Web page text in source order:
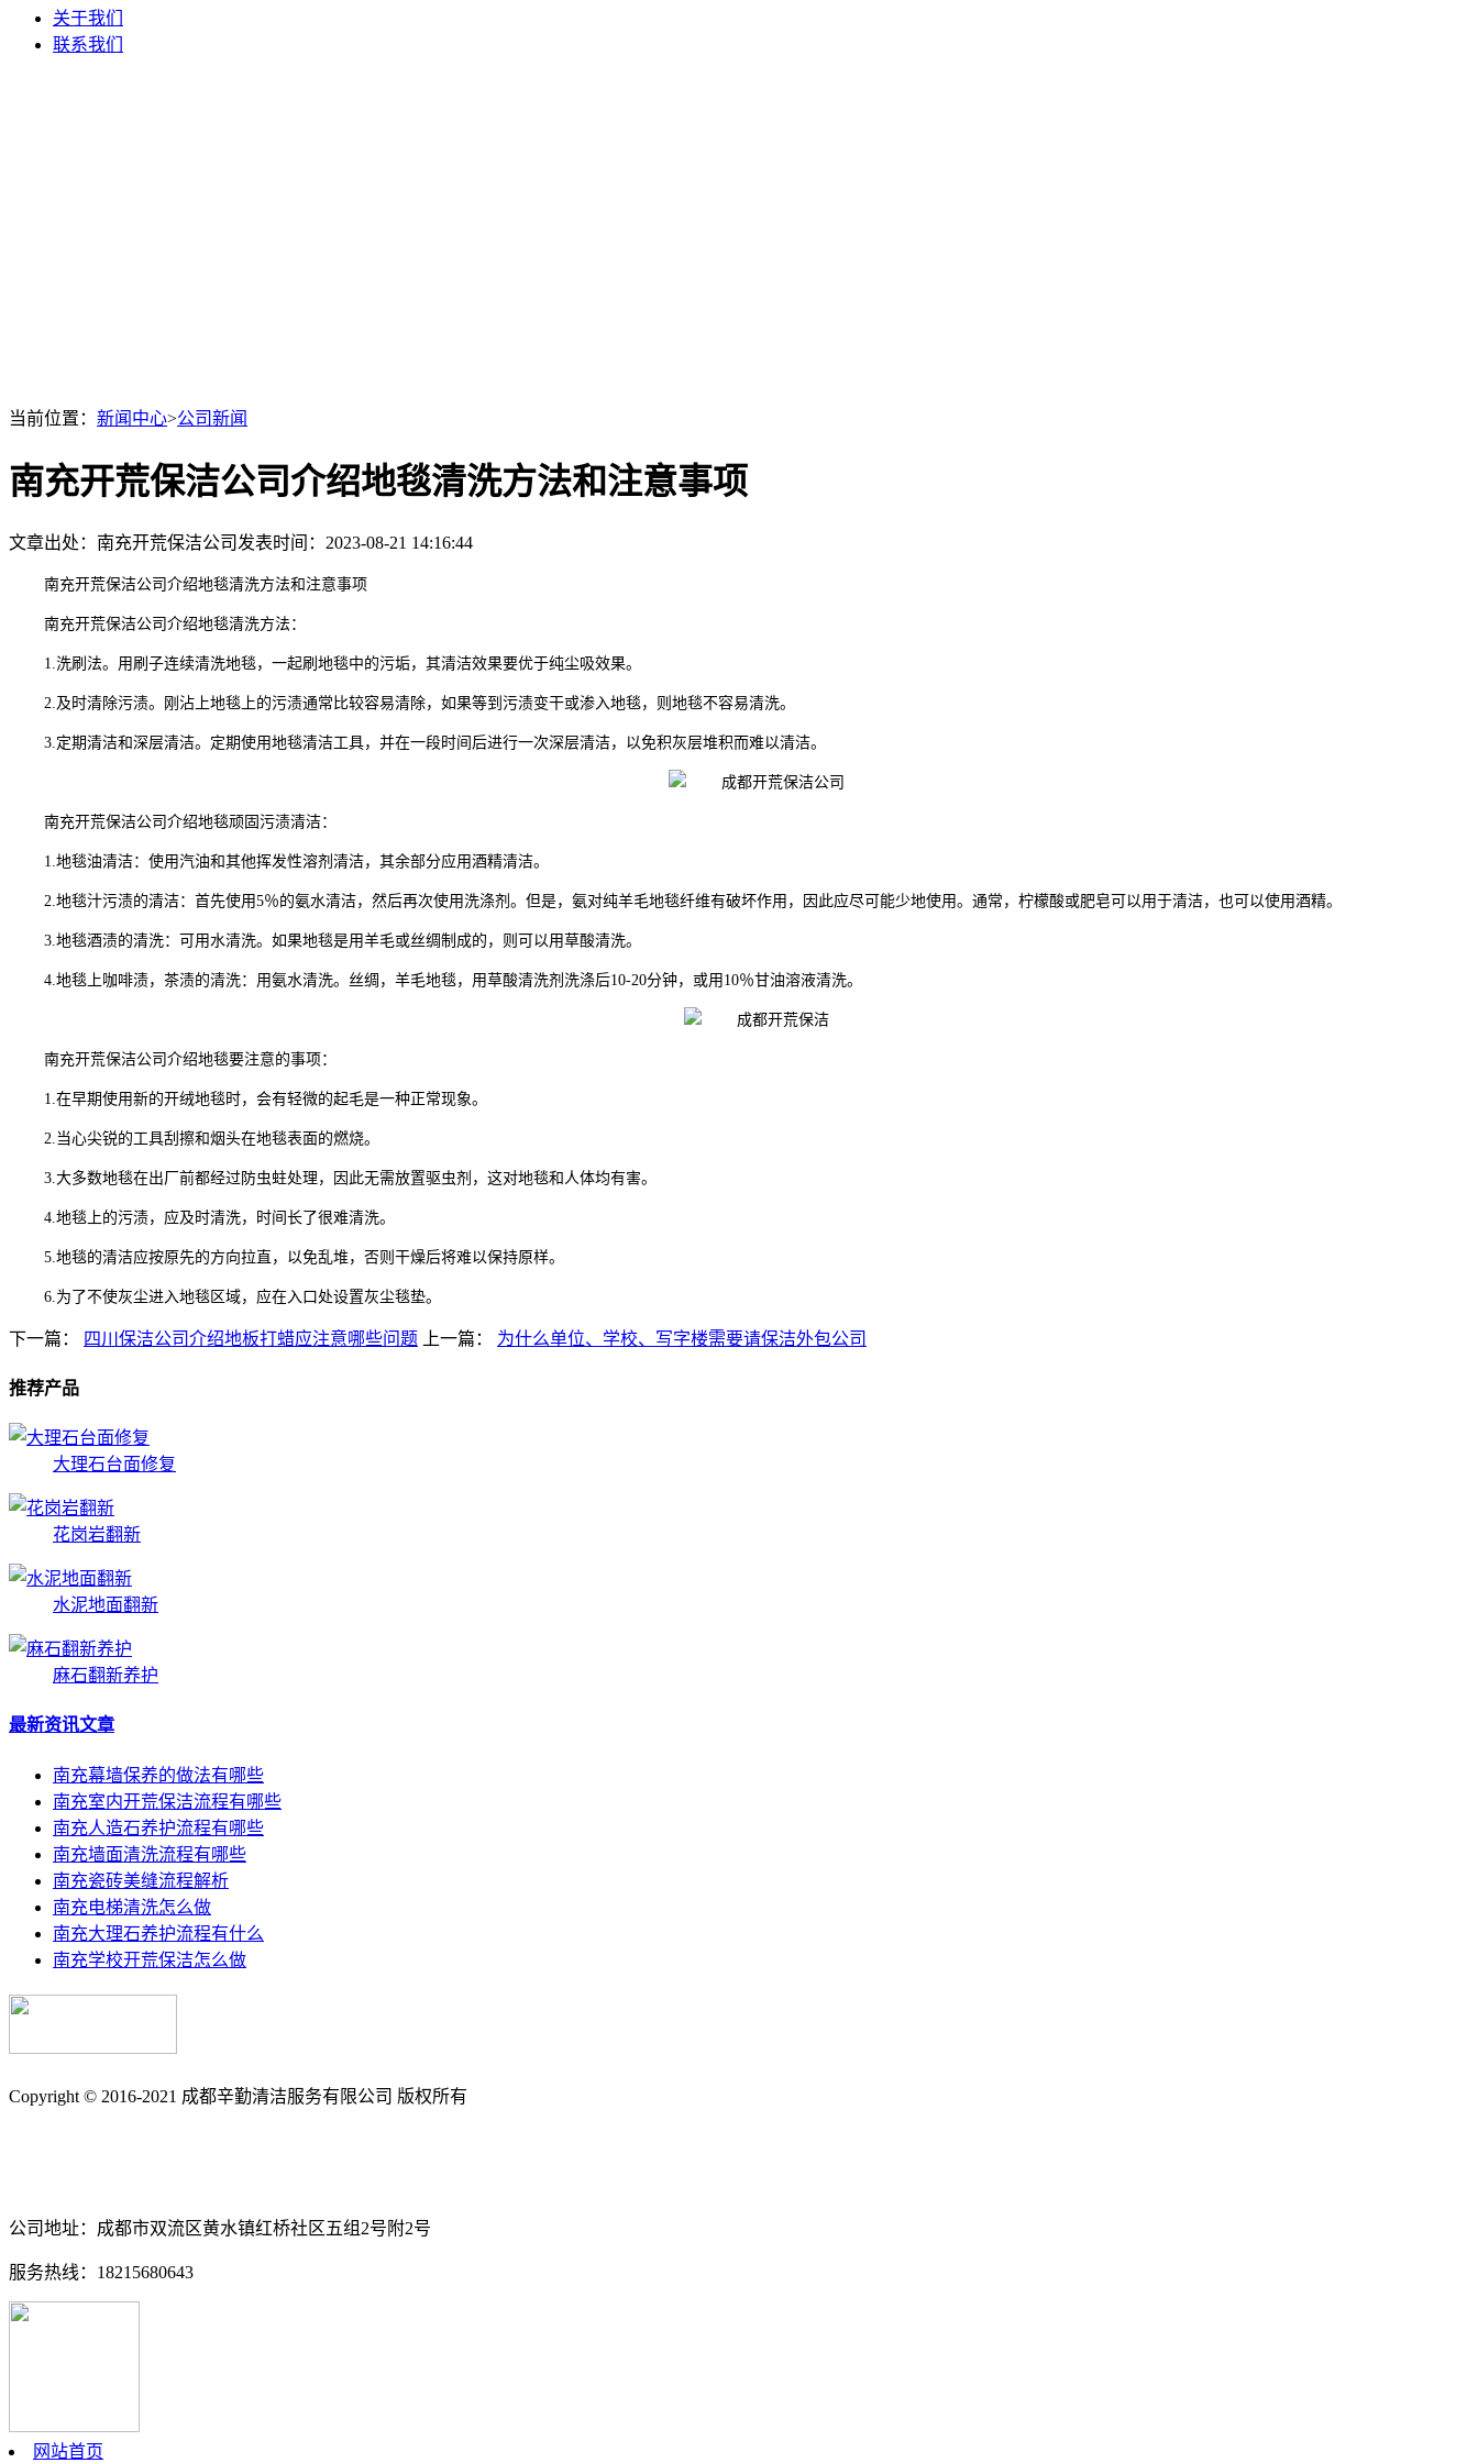
关于我们
联系我们
当前位置： 新闻中心>公司新闻
南充开荒保洁公司介绍地毯清洗方法和注意事项
文章出处：南充开荒保洁公司 发表时间：2023-08-21 14:16:44
南充开荒保洁公司介绍地毯清洗方法和注意事项
南充开荒保洁公司介绍地毯清洗方法：
1.洗刷法。用刷子连续清洗地毯，一起刷地毯中的污垢，其清洁效果要优于纯尘吸效果。
2.及时清除污渍。刚沾上地毯上的污渍通常比较容易清除，如果等到污渍变干或渗入地毯，则地毯不容易清洗。
3.定期清洁和深层清洁。定期使用地毯清洁工具，并在一段时间后进行一次深层清洁，以免积灰层堆积而难以清洁。
南充开荒保洁公司介绍地毯顽固污渍清洁：
1.地毯油清洁：使用汽油和其他挥发性溶剂清洁，其余部分应用酒精清洁。
2.地毯汁污渍的清洁：首先使用5％的氨水清洁，然后再次使用洗涤剂。但是，氨对纯羊毛地毯纤维有破坏作用，因此应尽可能少地使用。通常，柠檬酸或肥皂可以用于清洁，也可以使用酒精。
3.地毯酒渍的清洗：可用水清洗。如果地毯是用羊毛或丝绸制成的，则可以用草酸清洗。
4.地毯上咖啡渍，茶渍的清洗：用氨水清洗。丝绸，羊毛地毯，用草酸清洗剂洗涤后10-20分钟，或用10％甘油溶液清洗。
南充开荒保洁公司介绍地毯要注意的事项：
1.在早期使用新的开绒地毯时，会有轻微的起毛是一种正常现象。
2.当心尖锐的工具刮擦和烟头在地毯表面的燃烧。
3.大多数地毯在出厂前都经过防虫蛀处理，因此无需放置驱虫剂，这对地毯和人体均有害。
4.地毯上的污渍，应及时清洗，时间长了很难清洗。
5.地毯的清洁应按原先的方向拉直，以免乱堆，否则干燥后将难以保持原样。
6.为了不使灰尘进入地毯区域，应在入口处设置灰尘毯垫。
下一篇： 四川保洁公司介绍地板打蜡应注意哪些问题 上一篇： 为什么单位、学校、写字楼需要请保洁外包公司
推荐产品
大理石台面修复
花岗岩翻新
水泥地面翻新
麻石翻新养护
最新资讯文章
南充幕墙保养的做法有哪些
南充室内开荒保洁流程有哪些
南充人造石养护流程有哪些
南充墙面清洗流程有哪些
南充瓷砖美缝流程解析
南充电梯清洗怎么做
南充大理石养护流程有什么
南充学校开荒保洁怎么做
Copyright © 2016-2021 成都辛勤清洁服务有限公司 版权所有
公司地址：成都市双流区黄水镇红桥社区五组2号附2号
服务热线：18215680643
网站首页